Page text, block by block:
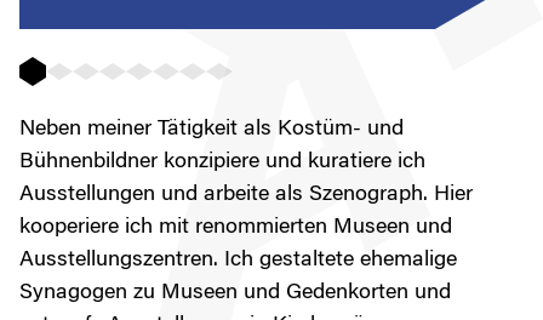
Neben meiner Tätigkeit als Kostüm- und
Bühnenbildner konzipiere und kuratiere ich
Ausstellungen und arbeite als Szenograph. Hier
kooperiere ich mit renommierten Museen und
Ausstellungszentren. Ich gestaltete ehemalige
Synagogen zu Museen und Gedenkorten und